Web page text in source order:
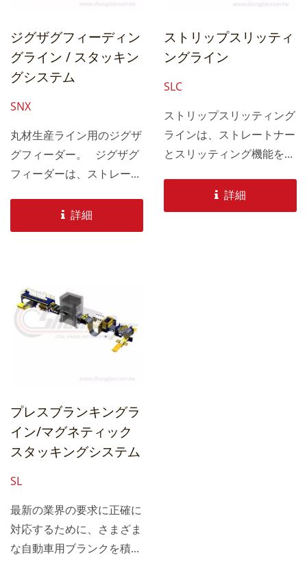
ジグザグフィーディン
グライン / スタッキン
グシステム
SNX
丸材生産ライン用のジグザ
グフィーダー。 ジグザグ
フィーダーは、ストレート
材料を節約します。 材料
の利用を最大化し、材料コ
詳細
ストリップスリッティ
ングライン
SLC
ストリップスリッティング
ラインは、ストレートナー
とスリッティング機能を備
のストリップスリッティン
グラインは、モーターのス
詳細
プレスブランキングラ
イン/マグネティック
スタッキングシステム
SL
最新の業界の要求に正確に
対応するために、さまざま
な自動車用ブランクを積み